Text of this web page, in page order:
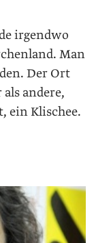
­irgendwo
Man
Der Ort
andere,
ein Klischee.